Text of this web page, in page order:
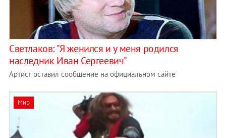
Светлаков: "Я женился и у меня родился
наследник Иван Сергеевич"
Артист оставил сообщение на официальном сайте
Мир